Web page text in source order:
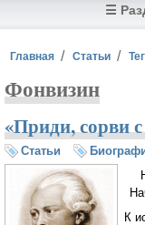
☰
Вы здесь
Главная Статьи
Фонвизин
«Приди, сорви
Статьи
К